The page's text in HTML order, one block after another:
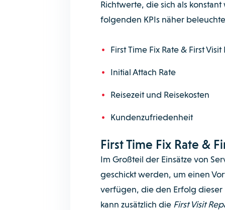
Richtwerte, die sich als
folgenden KPIs näher
First Time Fix Rate & First
Initial Attach Rate
Reisezeit und Reisekosten
Kundenzufriedenheit
First Time Fix Rate &
Im Großteil der Einsätze von
geschickt werden, um einen
verfügen, die den Erfolg
kann zusätzlich die First Visit